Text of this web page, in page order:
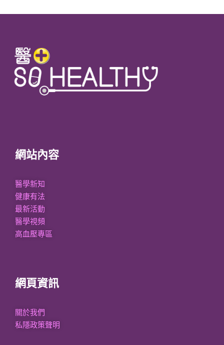
網站內容
醫學新知
健康有法
最新活動
醫學視頻
高血壓專區
網頁資訊
關於我們
私隱政策聲明